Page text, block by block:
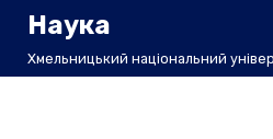
Перейти
Наука
Хмельницький національний